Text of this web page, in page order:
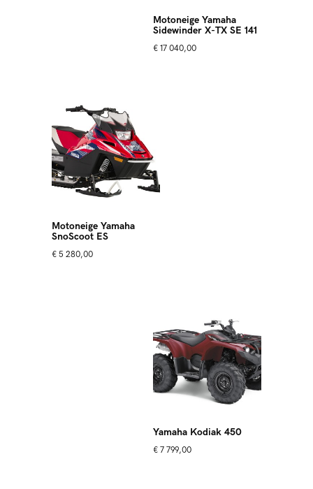
Motoneige Yamaha
Sidewinder X-TX SE 141
€ 17 040,00
Motoneige Yamaha
SnoScoot ES
€ 5 280,00
Yamaha Kodiak 450
€ 7 799,00